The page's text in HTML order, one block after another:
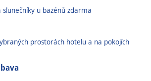
slunečníky u bazénů zdarma
prostorách hotelu a na pokojích